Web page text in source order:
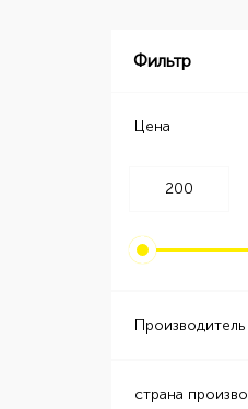
Фильтр
Цена
Производитель
страна